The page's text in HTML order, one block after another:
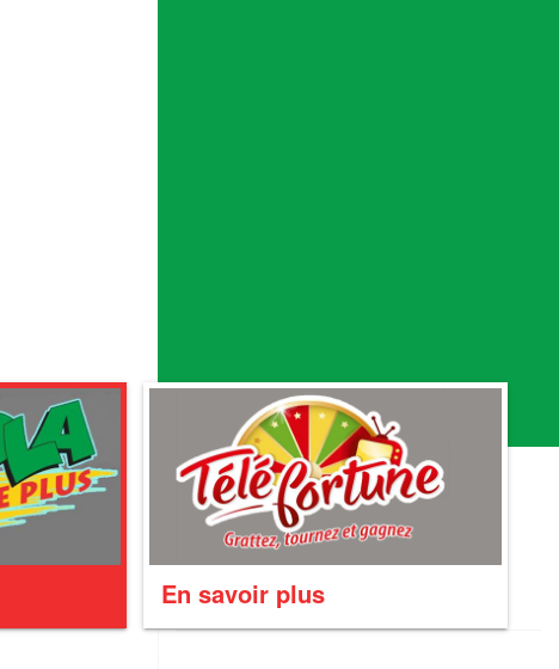
En savoir plus